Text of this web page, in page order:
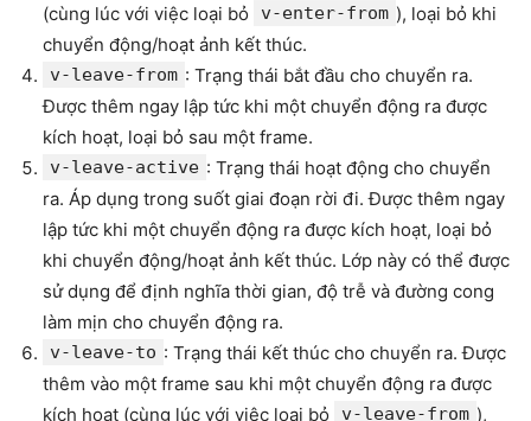
(cùng lúc với việc loại bỏ
v-enter-from ), loại bỏ khi
chuyển động/hoạt ảnh kết thúc.
v-leave-from : Trạng thái bắt đầu cho chuyển ra.
Được thêm ngay lập tức khi một chuyển động ra được
kích hoạt, loại bỏ sau một frame.
v-leave-active : Trạng thái hoạt động cho chuyển
ra. Áp dụng trong suốt giai đoạn rời đi. Được thêm ngay
lập tức khi một chuyển động ra được kích hoạt, loại bỏ
khi chuyển động/hoạt ảnh kết thúc. Lớp này có thể được
sử dụng để định nghĩa thời gian, độ trễ và đường cong
làm mịn cho chuyển động ra.
v-leave-to : Trạng thái kết thúc cho chuyển ra. Được
thêm vào một frame sau khi một chuyển động ra được
kích hoạt (cùng lúc với việc loại bỏ
v-leave-from ),